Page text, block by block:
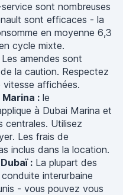
sont nombreuses
sont efficaces - la
en moyenne 6,3
cycle mixte.
Les amendes sont
la caution. Respectez
vitesse affichées.
: le
à Dubai Marina et
centrales. Utilisez
Les frais de
inclus dans la location.
: La plupart des
interurbaine
- vous pouvez vous